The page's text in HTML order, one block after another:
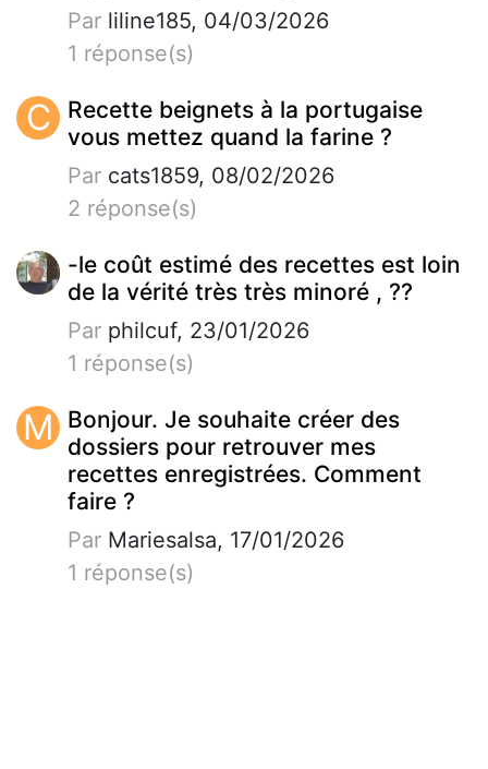
Par liline185, 04/03/2026
1 réponse(s)
C
Recette beignets à la portugaise
vous mettez quand la farine ?
Par cats1859, 08/02/2026
2 réponse(s)
-le coût estimé des recettes est loin
de la vérité très très minoré , ??
Par philcuf, 23/01/2026
1 réponse(s)
M Bonjour. Je souhaite créer des
dossiers pour retrouver mes
recettes enregistrées. Comment
faire ?
Par Mariesalsa, 17/01/2026
1 réponse(s)